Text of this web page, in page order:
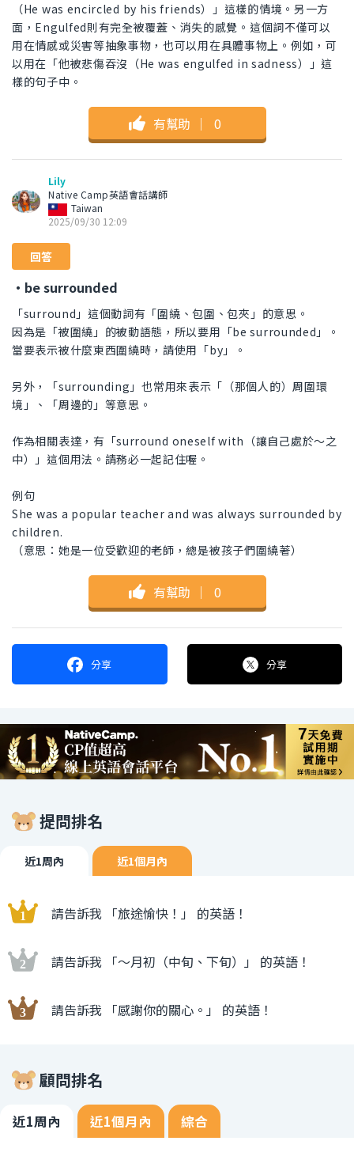
（He was encircled by his friends）」這樣的情境。另一方
面，Engulfed則有完全被覆蓋、消失的感覺。這個詞不僅可以
用在情感或災害等抽象事物，也可以用在具體事物上。例如，可
以用在「他被悲傷吞沒（He was engulfed in sadness）」這
樣的句子中。
有幫助 ｜ 0
Lily
Native Camp英語會話講師
Taiwan
2025/09/30 12:09
回答
・be surrounded
「surround」這個動詞有「圍繞、包圍、包夾」的意思。
因為是「被圍繞」的被動語態，所以要用「be surrounded」。
當要表示被什麼東西圍繞時，請使用「by」。
另外，「surrounding」也常用來表示「（那個人的）周圍環
境」、「周邊的」等意思。
作為相關表達，有「surround oneself with（讓自己處於～之
中）」這個用法。請務必一起記住喔。
例句
She was a popular teacher and was always surrounded by
children.
（意思：她是一位受歡迎的老師，總是被孩子們圍繞著）
有幫助 ｜ 0
分享 分享
提問排名
近1周內 近1個月內
請告訴我 「旅途愉快！」 的英語！
請告訴我 「〜月初（中旬、下旬）」 的英語！
請告訴我 「感謝你的關心。」 的英語！
顧問排名
近1周內 近1個月內 綜合